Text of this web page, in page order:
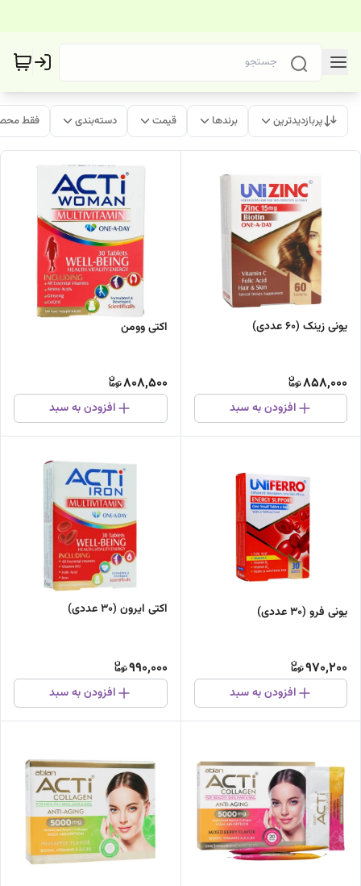
پربازدیدترین برندها قیمت دسته‌بندی فقط
یونی زینک (60 عددی)
858,000
افزودن به سبد
اکتی وومن
808,500
افزودن به سبد
یونی فرو (30 عددی)
970,200
افزودن به سبد
اکتی ایرون (30 عددی)
990,000
افزودن به سبد